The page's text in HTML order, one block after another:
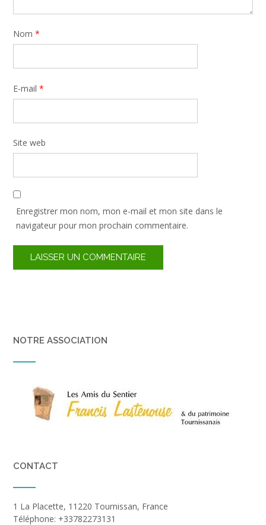
Nom *
E-mail *
Site web
Enregistrer mon nom, mon e-mail et mon site dans le
navigateur pour mon prochain commentaire.
NOTRE ASSOCIATION
CONTACT
1 La Placette, 11220 Tournissan, France
Téléphone: +33782273131